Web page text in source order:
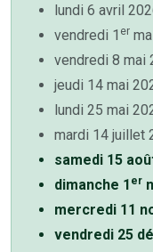
lundi 6 avril
vendredi 1 er
vendredi 8 mai
jeudi 14 mai
lundi 25 mai
mardi 14 juillet
samedi 15
dimanche 1 er
mercredi 11
vendredi 25